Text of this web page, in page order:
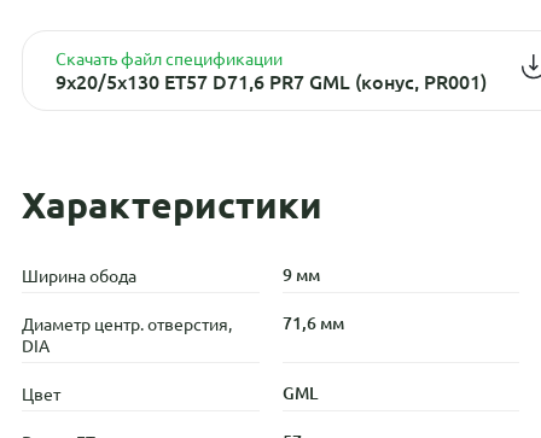
Скачать файл спецификации
9x20/5x130 ET57 D71,6 PR7 GML (конус, PR001)
Характеристики
Ширина обода 9 мм
Диаметр центр. отверстия,
DIA
71,6 мм
Цвет GML